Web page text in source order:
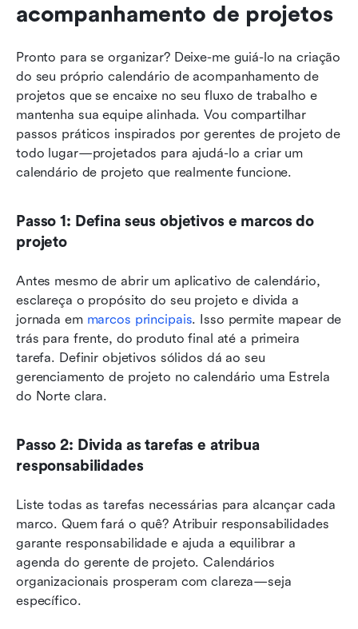
acompanhamento de projetos
Pronto para se organizar? Deixe-me guiá-lo na criação
do seu próprio calendário de acompanhamento de
projetos que se encaixe no seu fluxo de trabalho e
mantenha sua equipe alinhada. Vou compartilhar
passos práticos inspirados por gerentes de projeto de
todo lugar—projetados para ajudá-lo a criar um
calendário de projeto que realmente funcione.
Passo 1: Defina seus objetivos e marcos do
projeto
Antes mesmo de abrir um aplicativo de calendário,
esclareça o propósito do seu projeto e divida a
jornada em marcos principais. Isso permite mapear de
trás para frente, do produto final até a primeira
tarefa. Definir objetivos sólidos dá ao seu
gerenciamento de projeto no calendário uma Estrela
do Norte clara.
Passo 2: Divida as tarefas e atribua
responsabilidades
Liste todas as tarefas necessárias para alcançar cada
marco. Quem fará o quê? Atribuir responsabilidades
garante responsabilidade e ajuda a equilibrar a
agenda do gerente de projeto. Calendários
organizacionais prosperam com clareza—seja
específico.